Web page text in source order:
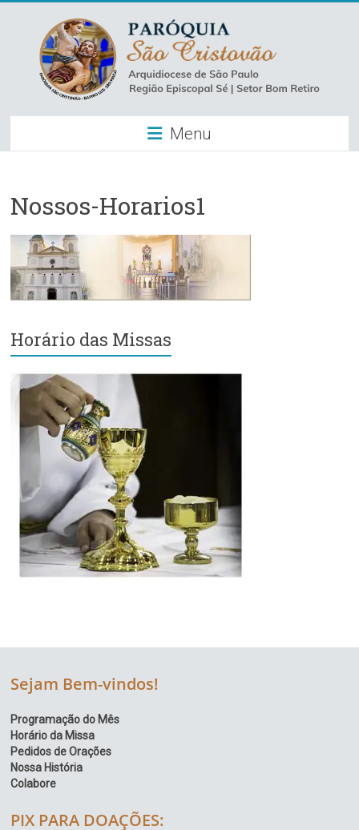
content
Paróquia
São
–
Luz
Arquidiocese
de
–
Episcopal
Setor
Menu
Nossos-Horarios1
Horário das Missas
Sejam Bem-vindos!
Programação do Mês
Horário da Missa
Pedidos de Orações
Nossa História
Colabore
PIX PARA DOAÇÕES: